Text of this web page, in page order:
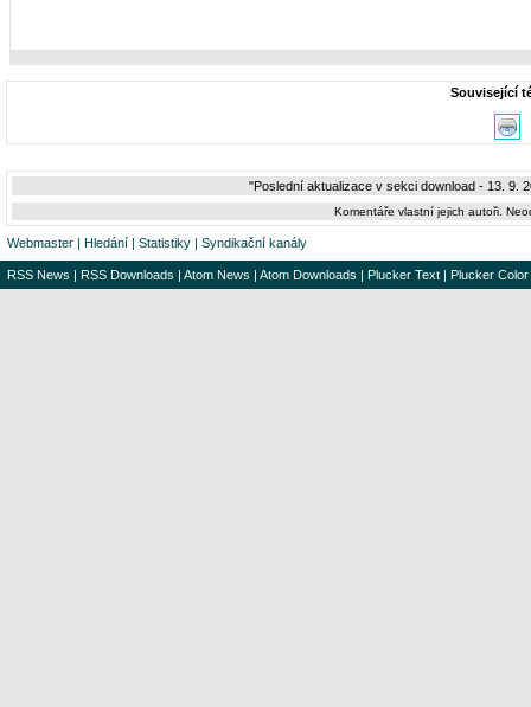
Související
"Poslední aktualizace v sekci download - 13. 9.
Komentáře vlastní jejich autoři.
Webmaster | Hledání | Statistiky | Syndikační kanály
RSS News | RSS Downloads | Atom News | Atom Downloads | Plucker Text | Plucker Color